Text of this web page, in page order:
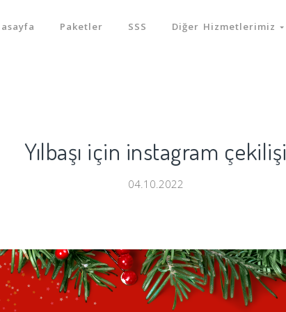
Paketler SSS Diğer Hizmetlerimiz
Yılbaşı için instagram çekilişi
04.10.2022